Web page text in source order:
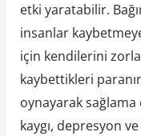
etki yaratabilir.
insanlar
için kendilerini
kaybettikleri
oynayarak
kaygı, depresyon